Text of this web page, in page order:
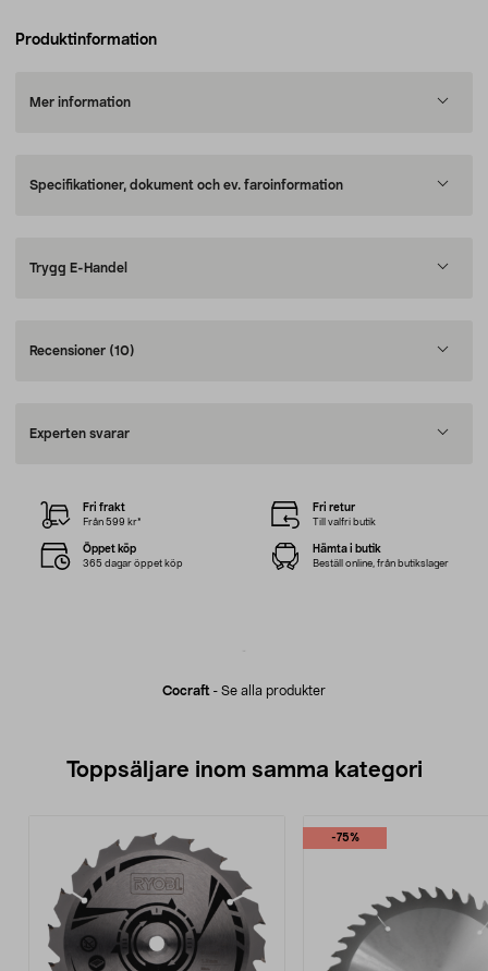
Produktinformation
Mer information
Specifikationer, dokument och ev. faroinformation
Trygg E-Handel
Recensioner (10)
Experten svarar
Cocraft - Se alla produkter
Fri frakt
Från 599 kr*
Fri retur
Till valfri butik
Öppet köp
365 dagar öppet köp
Hämta i butik
Beställ online, från butikslager
Toppsäljare inom samma kategori
-75%